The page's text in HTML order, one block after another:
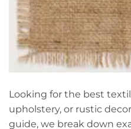
Looking for the best
upholstery, or rustic
guide, we break down